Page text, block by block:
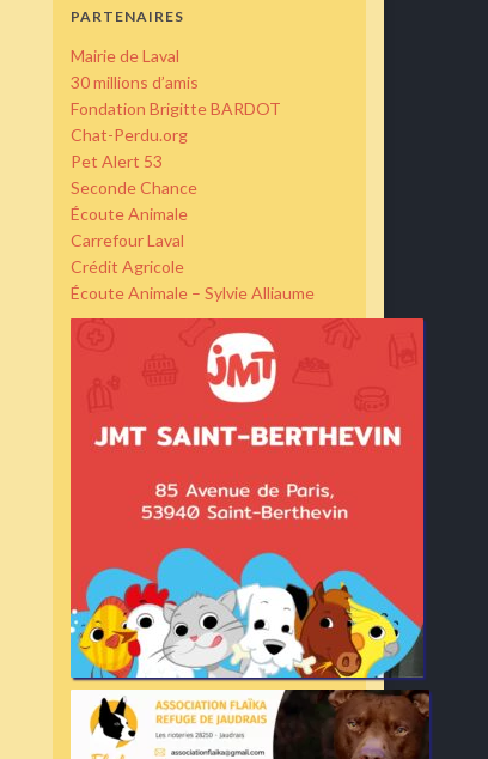
PARTENAIRES
Mairie de Laval
30 millions d’amis
Fondation Brigitte BARDOT
Chat-Perdu.org
Pet Alert 53
Seconde Chance
Écoute Animale
Carrefour Laval
Crédit Agricole
Écoute Animale – Sylvie Alliaume